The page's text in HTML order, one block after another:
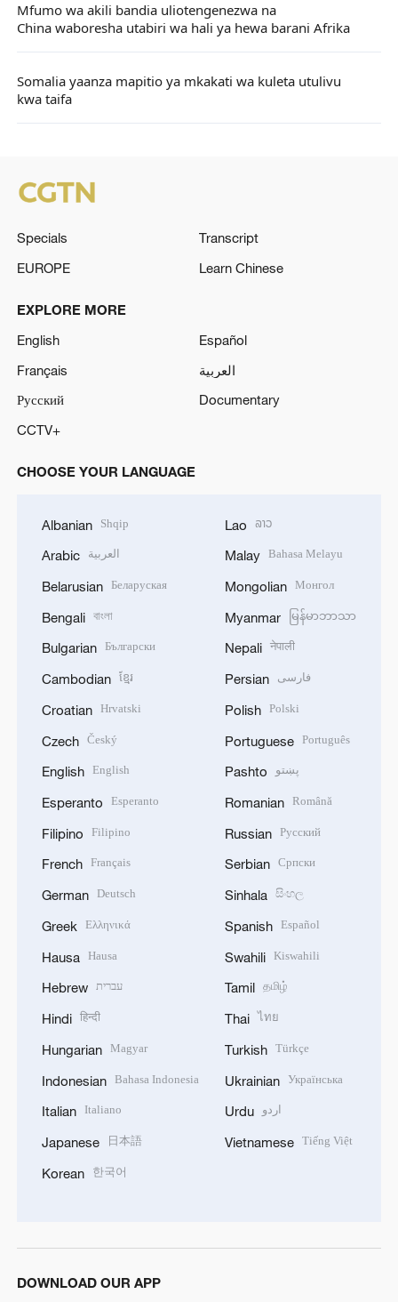
Mfumo wa akili bandia uliotengenezwa na
China waboresha utabiri wa hali ya hewa barani Afrika
Somalia yaanza mapitio ya mkakati wa kuleta utulivu
kwa taifa
Specials
Transcript
EUROPE
Learn Chinese
EXPLORE MORE
English
Español
Français
العربية
Русский
Documentary
CCTV+
CHOOSE YOUR LANGUAGE
Albanian Shqip
Arabic العربية
Belarusian Беларуская
Bengali বাংলা
Bulgarian Български
Cambodian ខ្មែរ
Croatian Hrvatski
Czech Český
English English
Esperanto Esperanto
Filipino Filipino
French Français
German Deutsch
Greek Ελληνικά
Hausa Hausa
Hebrew עברית
Hindi हिन्दी
Hungarian Magyar
Indonesian Bahasa Indonesia
Italian Italiano
Japanese 日本語
Korean 한국어
Lao ລາວ
Malay Bahasa Melayu
Mongolian Монгол
Myanmar မြန်မာဘာသာ
Nepali नेपाली
Persian فارسی
Polish Polski
Portuguese Português
Pashto پښتو
Romanian Română
Russian Русский
Serbian Српски
Sinhala සිංහල
Spanish Español
Swahili Kiswahili
Tamil தமிழ்
Thai ไทย
Turkish Türkçe
Ukrainian Українська
Urdu اردو
Vietnamese Tiếng Việt
DOWNLOAD OUR APP